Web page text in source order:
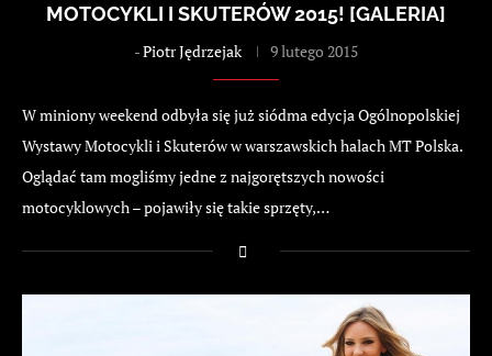
MOTOCYKLI I SKUTERÓW 2015! [GALERIA]
-Piotr Jędrzejak 9 lutego 2015
W miniony weekend odbyła się już siódma edycja Ogólnopolskiej
Wystawy Motocykli i Skuterów w warszawskich halach MT Polska.
Oglądać tam mogliśmy jedne z najgorętszych nowości
motocyklowych – pojawiły się takie sprzęty,…